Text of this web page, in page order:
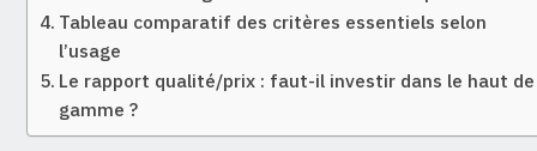
Tableau comparatif des critères essentiels selon
l’usage
Le rapport qualité/prix : faut-il investir dans le haut de
gamme ?